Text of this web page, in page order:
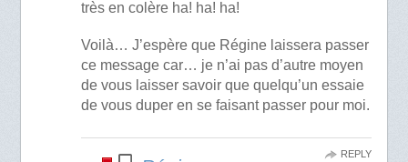
très en colère ha! ha! ha!
Voilà… J’espère que Régine laissera passer
ce message car… je n’ai pas d’autre moyen
de vous laisser savoir que quelqu’un essaie
de vous duper en se faisant passer pour moi.
REPLY